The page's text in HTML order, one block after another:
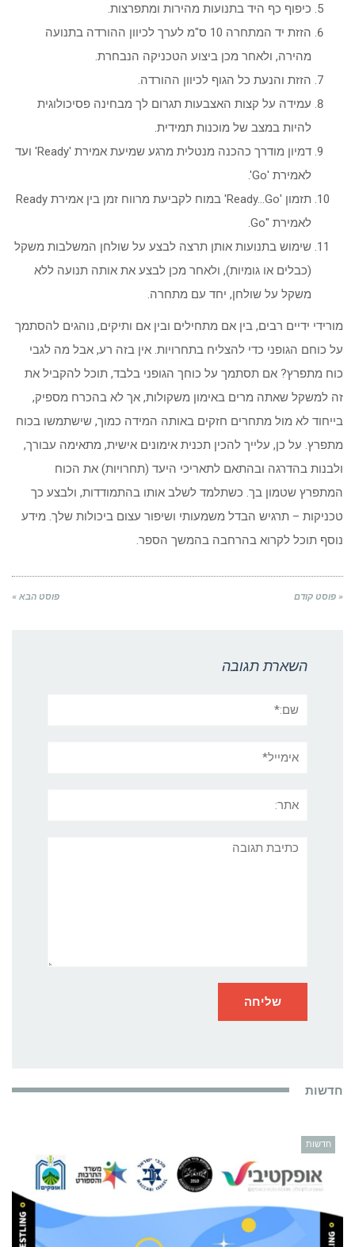
כיפוף כף היד בתנועות מהירות ומתפרצות.
הזזת יד המתחרה 10 ס"מ לערך לכיוון ההורדה בתנועה
מהירה, ולאחר מכן ביצוע הטכניקה הנבחרת.
הזזת והנעת כל הגוף לכיוון ההורדה.
עמידה על קצות האצבעות תגרום לך מבחינה פסיכולוגית
להיות במצב של מוכנות תמידית.
דמיון מודרך כהכנה מנטלית מרגע שמיעת אמירת 'Ready' ועד
לאמירת 'Go'.
תזמון 'Ready…Go' במוח לקביעת מרווח זמן בין אמירת Ready
לאמירת "Go.
שימוש בתנועות אותן תרצה לבצע על שולחן המשלבות משקל
(כבלים או גומיות), ולאחר מכן לבצע את אותה תנועה ללא
משקל על שולחן, יחד עם מתחרה.
מורידי ידיים רבים, בין אם מתחילים ובין אם ותיקים, נוהגים להסתמך
על כוחם הגופני כדי להצליח בתחרויות. אין בזה רע, אבל מה לגבי
כוח מתפרץ? אם תסתמך על כוחך הגופני בלבד, תוכל להקביל את
זה למשקל שאתה מרים באימון משקולות, אך לא בהכרח מספיק,
בייחוד לא מול מתחרים חזקים באותה המידה כמוך, שישתמשו בכוח
מתפרץ. על כן, עלייך להכין תכנית אימונים אישית, מתאימה עבורך,
ולבנות בהדרגה ובהתאם לתאריכי היעד (תחרויות) את הכוח
המתפרץ שטמון בך. כשתלמד לשלב אותו בהתמודדות, ולבצע כך
טכניקות – תרגיש הבדל משמעותי ושיפור עצום ביכולות שלך. מידע
נוסף תוכל לקרוא בהרחבה בהמשך הספר.
« פוסט קודם פוסט הבא »
השארת תגובה
תגובה
חדשות
חדשות